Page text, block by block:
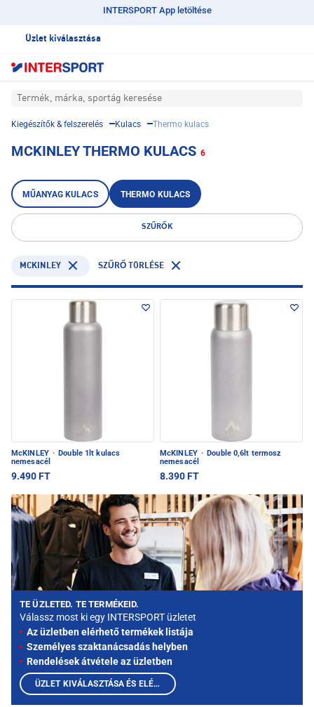
INTERSPORT App letöltése
Üzlet kiválasztása
Termék, márka, sportág keresése
Kiegészítők & felszerelés Kulacs Thermo kulacs
MCKINLEY THERMO KULACS 6
MŰANYAG KULACS THERMO KULACS
SZŰRŐK
MCKINLEY SZŰRŐ TÖRLÉSE
McKINLEY · Double 1lt kulacs
nemesacél
9.490 FT
McKINLEY · Double 0,6lt termosz
nemesacél
8.390 FT
TE ÜZLETED. TE TERMÉKEID.
Válassz most ki egy INTERSPORT üzletet
Az üzletben elérhető termékek listája
Személyes szaktanácsadás helyben
Rendelések átvétele az üzletben
ÜZLET KIVÁLASZTÁSA ÉS ELÉRHETŐ TERMÉKEK MEGTEKINTÉSE